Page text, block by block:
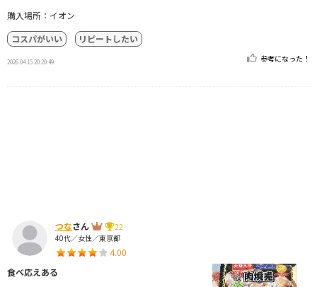
購入場所：イオン
コスパがいい
リピートしたい
2026.04.15 20:20:49 参考になった！
つなさん
22
40代／女性／東京都
4.00
食べ応えある